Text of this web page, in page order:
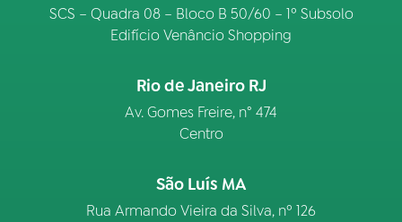
SCS – Quadra 08 – Bloco B 50/60 – 1º Subsolo
Edifício Venâncio Shopping
Rio de Janeiro RJ
Av. Gomes Freire, n° 474
Centro
São Luís MA
Rua Armando Vieira da Silva, nº 126